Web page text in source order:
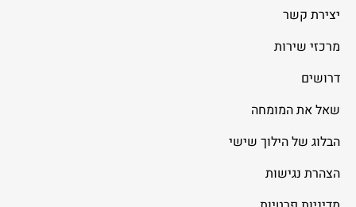
יצירת קשר
מרכזי שירות
דרושים
שאל את המומחה
הבלוג של הילוך שישי
הצהרת נגישות